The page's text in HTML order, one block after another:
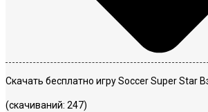
Скачать бесплатно игру Soccer Super Star
(скачиваний: 247)